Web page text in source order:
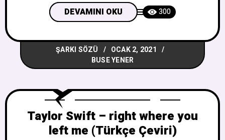
Akşam yemeğin soğuduğunda ve çene
çalmak sıkıcılaştığındaSen hesabı
istedinYa da o an yine, o arkadaşlarına
ısrar ediyorBirbirlerine öylece bakıyorlar
When the words of a sister come back in
DEVAMINI OKU 300
ŞARKI SÖZÜ
OCAK 2, 2021
BUSE YENER
Taylor Swift – right where you
left me (Türkçe Çeviri)